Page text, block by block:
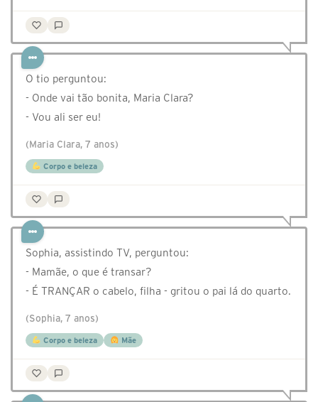
O tio perguntou:
- Onde vai tão bonita, Maria Clara?
- Vou ali ser eu!
(Maria Clara, 7 anos)
Corpo e beleza
Sophia, assistindo TV, perguntou:
- Mamãe, o que é transar?
- É TRANÇAR o cabelo, filha - gritou o pai lá do quarto.
(Sophia, 7 anos)
Corpo e beleza Mãe